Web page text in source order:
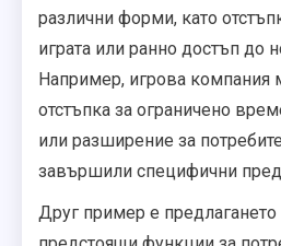
различни форми, като
играта или ранно достъп до
Например, игрова компания
отстъпка за ограничено
или разширение за
завършили специфични
Друг пример е предлагането